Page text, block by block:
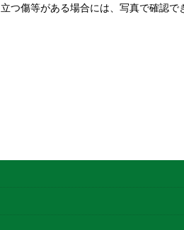
傷等がある場合には、写真で確認